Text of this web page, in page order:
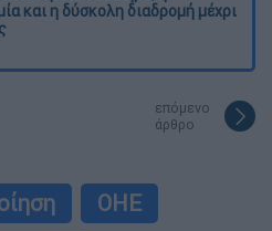
και η δύσκολη διαδρομή μέχρι
επόμενο
άρθρο
ΟΗΕ